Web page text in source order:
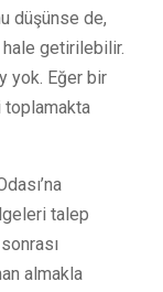
düşünse de,
getirilebilir.
yok. Eğer bir
talep
almakla